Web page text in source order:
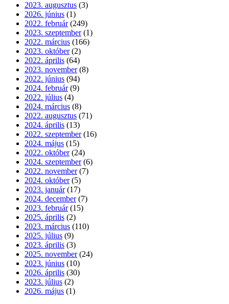
2023. augusztus (3)
2026. június (1)
2022. február (249)
2023. szeptember (1)
2022. március (166)
2023. október (2)
2022. április (64)
2023. november (8)
2022. június (94)
2024. február (9)
2022. július (4)
2024. március (8)
2022. augusztus (71)
2024. április (13)
2022. szeptember (16)
2024. május (15)
2022. október (24)
2024. szeptember (6)
2022. november (7)
2024. október (5)
2023. január (17)
2024. december (7)
2023. február (15)
2025. április (2)
2023. március (110)
2025. július (9)
2023. április (3)
2025. november (24)
2023. június (10)
2026. április (30)
2023. július (2)
2026. május (1)